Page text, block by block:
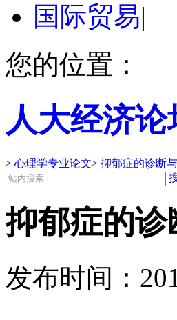
国际贸易|
您的位置：
人大经济论
> 心理学专业论文> 抑郁症的诊断
抑郁症的
发布时间：